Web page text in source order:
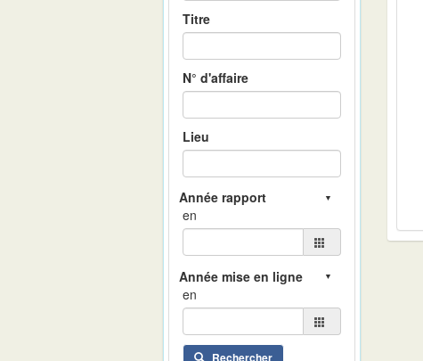
Titre
N° d'affaire
Lieu
en
en
Rechercher